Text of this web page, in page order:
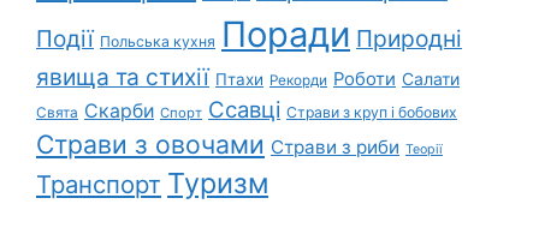
Події Польська кухня Поради Природні
явища та стихії Птахи Рекорди Роботи Салати
Свята Скарби Спорт Ссавці Страви з круп і бобових
Страви з овочами Страви з риби Теорії
Транспорт Туризм